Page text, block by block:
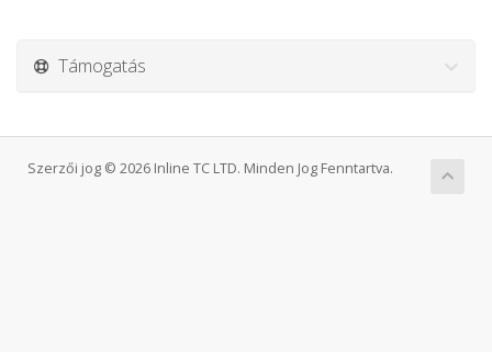
Támogatás
Szerzői jog © 2026 Inline TC LTD. Minden Jog Fenntartva.